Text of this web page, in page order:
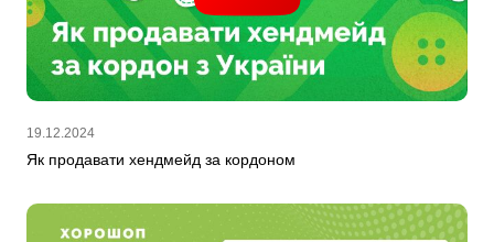
19.12.2024
Як продавати хендмейд за кордоном